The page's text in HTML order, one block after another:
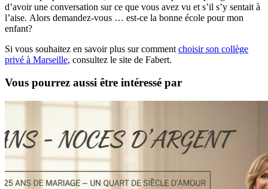
d’avoir une conversation sur ce que vous avez vu et s’il s’y sentait à
l’aise. Alors demandez-vous … est-ce la bonne école pour mon
enfant?
Si vous souhaitez en savoir plus sur comment choisir son collège
privé à Marseille, consultez le site de Fabert.
Vous pourrez aussi être intéressé par